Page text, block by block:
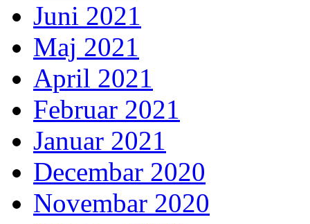
Juni 2021
Maj 2021
April 2021
Februar 2021
Januar 2021
Decembar 2020
Novembar 2020